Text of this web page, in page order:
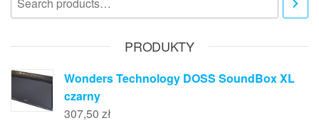
PRODUKTY
Wonders Technology DOSS SoundBox XL
czarny
307,50 zł